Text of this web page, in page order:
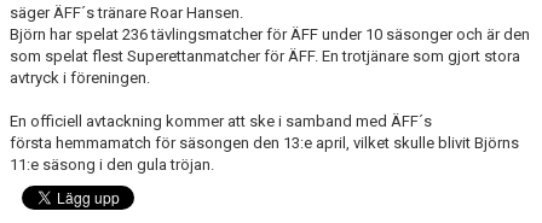
säger ÄFF´s tränare Roar Hansen.
Björn har spelat 236 tävlingsmatcher för ÄFF under 10 säsonger och är den
som spelat flest Superettanmatcher för ÄFF. En trotjänare som gjort stora
avtryck i föreningen.
En officiell avtackning kommer att ske i samband med ÄFF´s
första hemmamatch för säsongen den 13:e april, vilket skulle blivit Björns
11:e säsong i den gula tröjan.